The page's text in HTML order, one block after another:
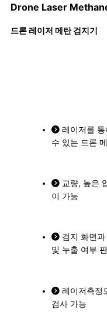
Drone Laser
드론 레이저 메탄 검지기
레이저를
수 있는 드론
교량, 높은
이 가능
검지 화면
및 누출 여부
레이저측정
검사 가능